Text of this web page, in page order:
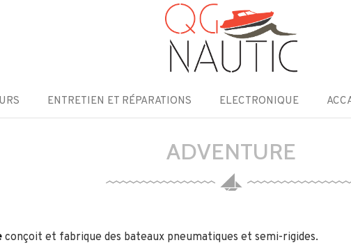
ENTRETIEN ET RÉPARATIONS ELECTRONIQUE
ADVENTURE
conçoit et fabrique des bateaux pneumatiques et semi-rigides.